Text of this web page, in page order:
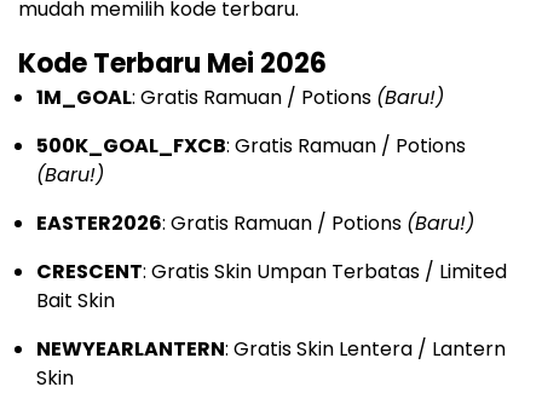
mudah memilih kode terbaru.
Kode Terbaru Mei 2026
1M_GOAL: Gratis Ramuan / Potions (Baru!)
500K_GOAL_FXCB: Gratis Ramuan / Potions
(Baru!)
EASTER2026: Gratis Ramuan / Potions (Baru!)
CRESCENT: Gratis Skin Umpan Terbatas / Limited
Bait Skin
NEWYEARLANTERN: Gratis Skin Lentera / Lantern
Skin